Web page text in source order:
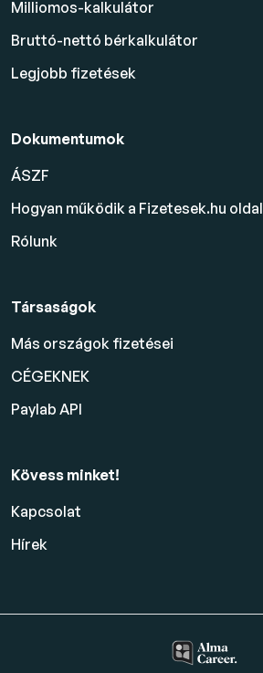
Milliomos-kalkulátor
Bruttó-nettó bérkalkulátor
Legjobb fizetések
Dokumentumok
ÁSZF
Hogyan működik a Fizetesek.hu oldal
Rólunk
Társaságok
Más országok fizetései
CÉGEKNEK
Paylab API
Kövess minket!
Kapcsolat
Hírek